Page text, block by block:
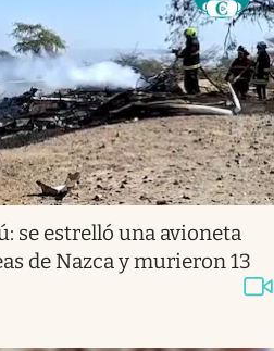
se estrelló una avioneta
de Nazca y murieron 13